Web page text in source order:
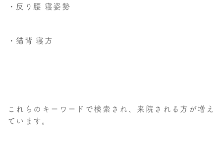
・反り腰 寝姿勢
・猫背 寝方
これらのキーワードで検索され、来院される方が増え
ています。